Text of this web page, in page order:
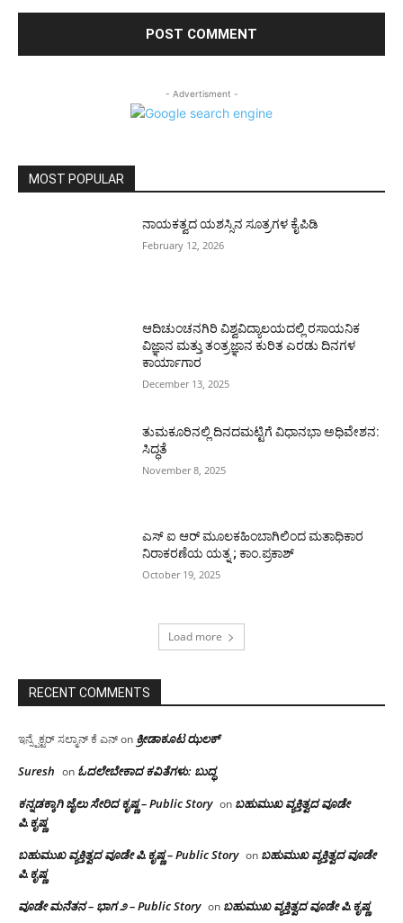
- Advertisment -
MOST POPULAR
ನಾಯಕತ್ವದ ಯಶಸ್ಸಿನ ಸೂತ್ರಗಳ ಕೈಪಿಡಿ
February 12, 2026
ಆದಿಚುಂಚನಗಿರಿ ವಿಶ್ವವಿದ್ಯಾಲಯದಲ್ಲಿ ರಸಾಯನಿಕ
ವಿಜ್ಞಾನ ಮತ್ತು ತಂತ್ರಜ್ಞಾನ ಕುರಿತ ಎರಡು ದಿನಗಳ
ಕಾರ್ಯಾಗಾರ
December 13, 2025
ತುಮಕೂರಿನಲ್ಲಿ ದಿನದಮಟ್ಟಿಗೆ ವಿಧಾನಭಾ ಅಧಿವೇಶನ:
ಸಿದ್ಧತೆ
November 8, 2025
ಎಸ್ ಐ ಆರ್ ಮೂಲಕಹಿಂಬಾಗಿಲಿಂದ ಮತಾಧಿಕಾರ
ನಿರಾಕರಣೆಯ ಯತ್ನ ; ಕಾಂ.ಪ್ರಕಾಶ್
October 19, 2025
Load more
RECENT COMMENTS
ಇನ್ಸ್ಪೆಕ್ಟರ್ ಸಲ್ಮಾನ್ ಕೆ ಎನ್on ಕ್ರೀಡಾಕೂಟ ಝಲಕ್
Suresh on ಓದಲೇಬೇಕಾದ‌ ಕವಿತೆಗಳು: ಬುದ್ಧ
ಕನ್ನಡಕ್ಕಾಗಿ ಜೈಲು ಸೇರಿದ ಕೃಷ್ಣ – Public Story on ಬಹುಮುಖ ವ್ಯಕ್ತಿತ್ವದ ವೂಡೇ
ಪಿ.ಕೃಷ್ಣ
ಬಹುಮುಖ ವ್ಯಕ್ತಿತ್ವದ ವೂಡೇ ಪಿ.ಕೃಷ್ಣ – Public Story on ಬಹುಮುಖ ವ್ಯಕ್ತಿತ್ವದ ವೂಡೇ
ಪಿ.ಕೃಷ್ಣ
ವೂಡೇ ಮನೆತನ – ಭಾಗ ೨ – Public Story on ಬಹುಮುಖ ವ್ಯಕ್ತಿತ್ವದ ವೂಡೇ ಪಿ.ಕೃಷ್ಣ